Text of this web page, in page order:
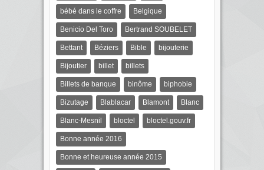
bébé dans le coffre Belgique
Benicio Del Toro Bertrand SOUBELET
Bettant Béziers Bible bijouterie
Bijoutier billet billets
Billets de banque binôme biphobie
Bizutage Blablacar Blamont Blanc
Blanc-Mesnil bloctel bloctel.gouv.fr
Bonne année 2016
Bonne et heureuse année 2015